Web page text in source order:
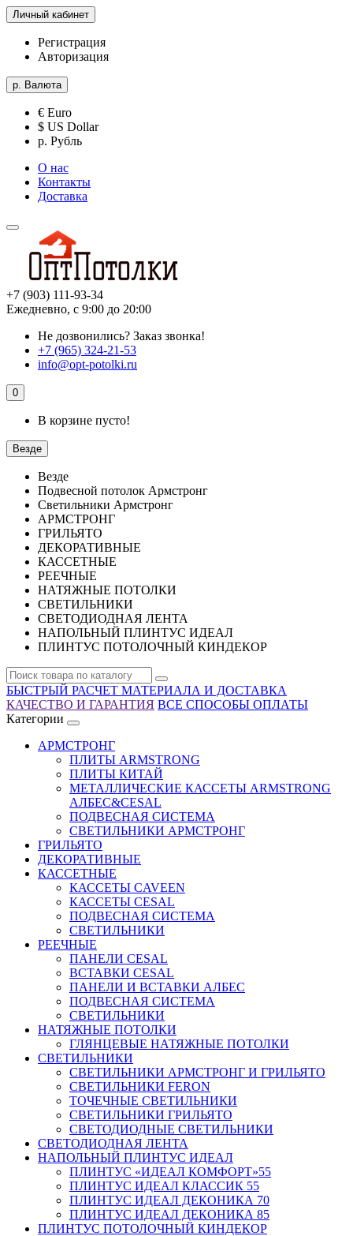
Личный кабинет
Регистрация
Авторизация
р. Валюта
€ Euro
$ US Dollar
р. Рубль
О нас
Контакты
Доставка
+7 (903) 111-93-34
Ежедневно, с 9:00 до 20:00
Не дозвонились? Заказ звонка!
+7 (965) 324-21-53
info@opt-potolki.ru
0
В корзине пусто!
Везде
Везде
Подвесной потолок Армстронг
Светильники Армстронг
АРМСТРОНГ
ГРИЛЬЯТО
ДЕКОРАТИВНЫЕ
КАССЕТНЫЕ
РЕЕЧНЫЕ
НАТЯЖНЫЕ ПОТОЛКИ
СВЕТИЛЬНИКИ
СВЕТОДИОДНАЯ ЛЕНТА
НАПОЛЬНЫЙ ПЛИНТУС ИДЕАЛ
ПЛИНТУС ПОТОЛОЧНЫЙ КИНДЕКОР
БЫСТРЫЙ РАСЧЕТ МАТЕРИАЛА И ДОСТАВКА
КАЧЕСТВО И ГАРАНТИЯ ВСЕ СПОСОБЫ ОПЛАТЫ
Категории
АРМСТРОНГ
ПЛИТЫ ARMSTRONG
ПЛИТЫ КИТАЙ
МЕТАЛЛИЧЕСКИЕ КАССЕТЫ ARMSTRONG
AЛБЕС&CESAL
ПОДВЕСНАЯ СИСТЕМА
СВЕТИЛЬНИКИ АРМСТРОНГ
ГРИЛЬЯТО
ДЕКОРАТИВНЫЕ
КАССЕТНЫЕ
КАССЕТЫ CAVEEN
КАССЕТЫ CESAL
ПОДВЕСНАЯ СИСТЕМА
СВЕТИЛЬНИКИ
РЕЕЧНЫЕ
ПАНЕЛИ CESAL
ВСТАВКИ CESAL
ПАНЕЛИ И ВСТАВКИ АЛБЕС
ПОДВЕСНАЯ СИСТЕМА
СВЕТИЛЬНИКИ
НАТЯЖНЫЕ ПОТОЛКИ
ГЛЯНЦЕВЫЕ НАТЯЖНЫЕ ПОТОЛКИ
СВЕТИЛЬНИКИ
СВЕТИЛЬНИКИ АРМСТРОНГ И ГРИЛЬЯТО
СВЕТИЛЬНИКИ FERON
ТОЧЕЧНЫЕ СВЕТИЛЬНИКИ
СВЕТИЛЬНИКИ ГРИЛЬЯТО
СВЕТОДИОДНЫЕ СВЕТИЛЬНИКИ
СВЕТОДИОДНАЯ ЛЕНТА
НАПОЛЬНЫЙ ПЛИНТУС ИДЕАЛ
ПЛИНТУС «ИДЕАЛ КОМФОРТ»55
ПЛИНТУС ИДЕАЛ КЛАССИК 55
ПЛИНТУС ИДЕАЛ ДЕКОНИКА 70
ПЛИНТУС ИДЕАЛ ДЕКОНИКА 85
ПЛИНТУС ПОТОЛОЧНЫЙ КИНДЕКОР